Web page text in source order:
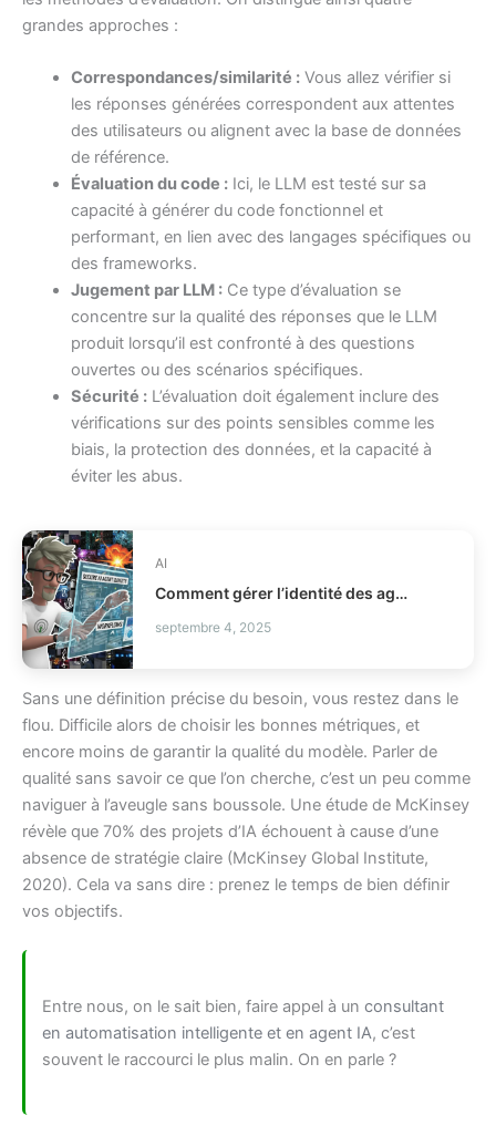
grandes approches :
Correspondances/similarité :Vous allez vérifier si
les réponses générées correspondent aux attentes
des utilisateurs ou alignent avec la base de données
de référence.
Évaluation du code :Ici, le LLM est testé sur sa
capacité à générer du code fonctionnel et
performant, en lien avec des langages spécifiques ou
des frameworks.
Jugement par LLM :Ce type d’évaluation se
concentre sur la qualité des réponses que le LLM
produit lorsqu’il est confronté à des questions
ouvertes ou des scénarios spécifiques.
Sécurité :L’évaluation doit également inclure des
vérifications sur des points sensibles comme les
biais, la protection des données, et la capacité à
éviter les abus.
AI
Comment gérer l’identité des agents IA en production IAM ?
septembre 4, 2025
Sans une définition précise du besoin, vous restez dans le
flou. Difficile alors de choisir les bonnes métriques, et
encore moins de garantir la qualité du modèle. Parler de
qualité sans savoir ce que l’on cherche, c’est un peu comme
naviguer à l’aveugle sans boussole. Une étude de McKinsey
révèle que 70% des projets d’IA échouent à cause d’une
absence de stratégie claire (McKinsey Global Institute,
2020). Cela va sans dire : prenez le temps de bien définir
vos objectifs.
Entre nous, on le sait bien, faire appel à un consultant
en automatisation intelligente et en agent IA, c’est
souvent le raccourci le plus malin. On en parle ?